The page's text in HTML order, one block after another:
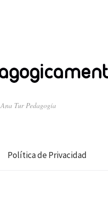
Ana Tur Pedagogía
Política de Privacidad